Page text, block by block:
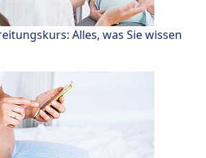
Alles, was Sie wissen